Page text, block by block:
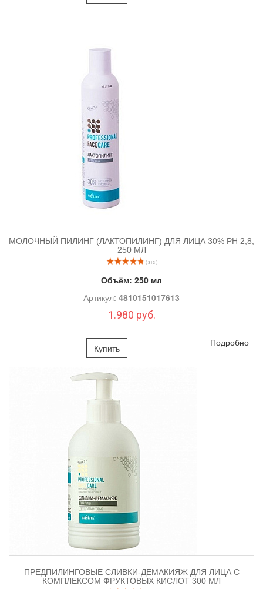
МОЛОЧНЫЙ ПИЛИНГ (ЛАКТОПИЛИНГ) ДЛЯ ЛИЦА 30% РH 2,8,
250 МЛ
( 312 )
Объём: 250 мл
Артикул: 4810151017613
1.980 руб.
Купить Подробно
ПРЕДПИЛИНГОВЫЕ СЛИВКИ-ДЕМАКИЯЖ ДЛЯ ЛИЦА С
КОМПЛЕКСОМ ФРУКТОВЫХ КИСЛОТ 300 МЛ